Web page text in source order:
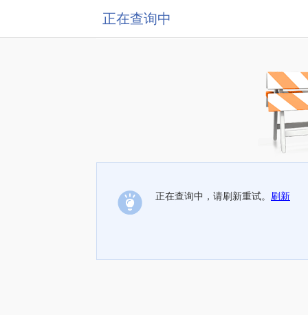
正在查询中
正在查询中，请刷新重试。 刷新